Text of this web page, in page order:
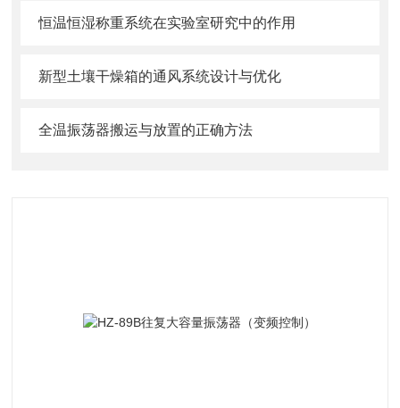
恒温恒湿称重系统在实验室研究中的作用
新型土壤干燥箱的通风系统设计与优化
全温振荡器搬运与放置的正确方法